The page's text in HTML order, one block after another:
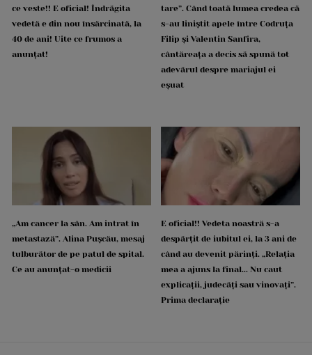
ce veste!! E oficial! Îndrăgita
vedetă e din nou însărcinată, la
40 de ani! Uite ce frumos a
anunțat!
tare”. Când toată lumea credea că
s-au liniștit apele între Codruța
Filip și Valentin Sanfira,
cântăreața a decis să spună tot
adevărul despre mariajul ei
eșuat
„Am cancer la sân. Am intrat în
metastază”. Alina Pușcău, mesaj
tulburător de pe patul de spital.
Ce au anunțat-o medicii
E oficial!! Vedeta noastră s-a
despărțit de iubitul ei, la 3 ani de
când au devenit părinți. „Relația
mea a ajuns la final... Nu caut
explicații, judecăți sau vinovați”.
Prima declarație